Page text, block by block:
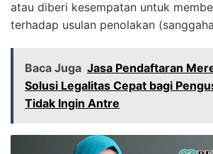
atau diberi kesempatan untuk
terhadap usulan penolakan
Baca Juga Jasa Pendaftaran
Solusi Legalitas Cepat bagi
Tidak Ingin Antre